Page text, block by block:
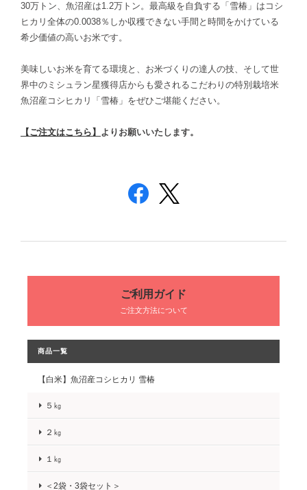
30万トン、魚沼産は1.2万トン。最高級を自負する「雪椿」はコシ
ヒカリ全体の0.0038％しか収穫できない手間と時間をかけている
希少価値の高いお米です。
美味しいお米を育てる環境と、お米づくりの達人の技、そして世
界中のミシュラン星獲得店からも愛されるこだわりの特別栽培米
魚沼産コシヒカリ「雪椿」をぜひご堪能ください。
【ご注文はこちら】 よりお願いいたします。
ご利用ガイド
ご注文方法について
商品一覧
【白米】魚沼産コシヒカリ 雪椿
５㎏
２㎏
１㎏
＜2袋・3袋セット＞